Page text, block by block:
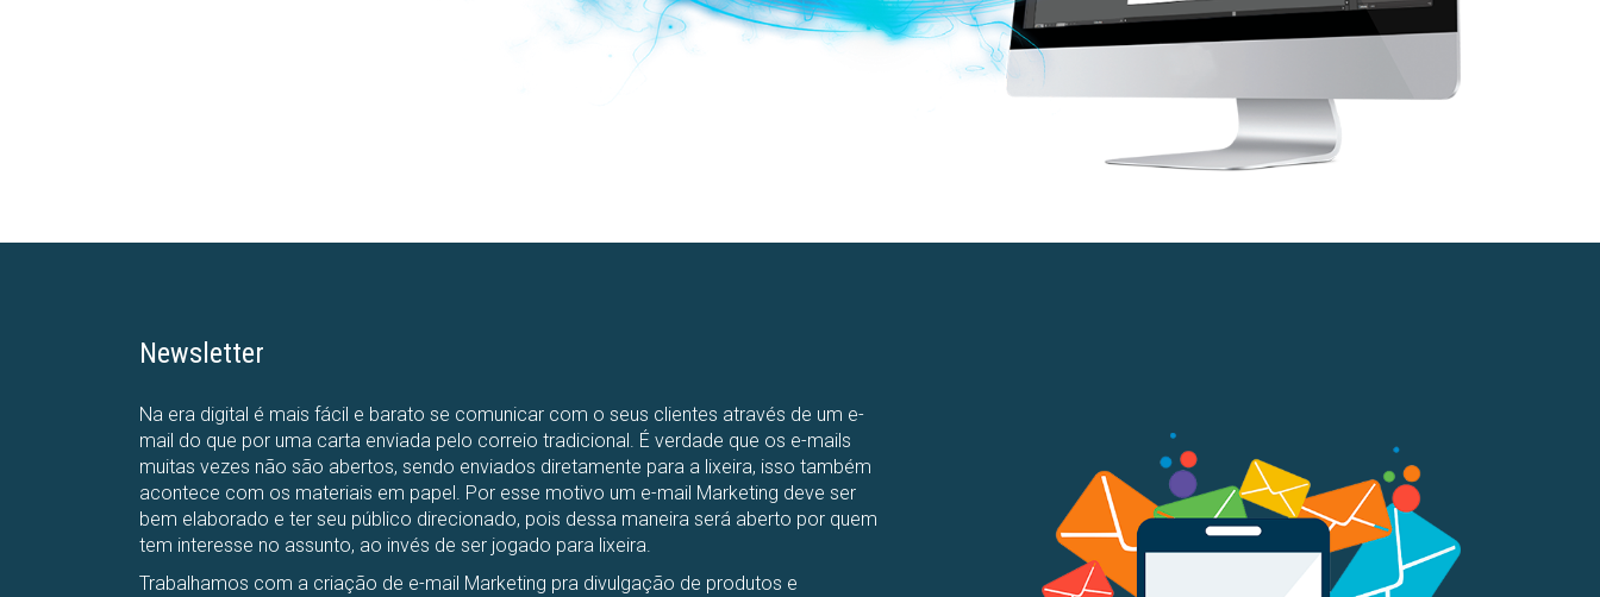
Newsletter
Na era digital é mais fácil e barato se comunicar com o seus clientes através de um e-
mail do que por uma carta enviada pelo correio tradicional. É verdade que os e-mails
muitas vezes não são abertos, sendo enviados diretamente para a lixeira, isso também
acontece com os materiais em papel. Por esse motivo um e-mail Marketing deve ser
bem elaborado e ter seu público direcionado, pois dessa maneira será aberto por quem
tem interesse no assunto, ao invés de ser jogado para lixeira.
Trabalhamos com a criação de e-mail Marketing pra divulgação de produtos e